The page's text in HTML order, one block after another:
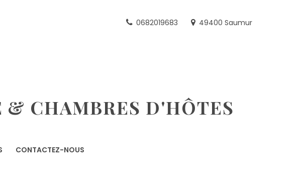
0682019683 49400 Saumur
& CHAMBRES D'HÔTES
CONTACTEZ-NOUS